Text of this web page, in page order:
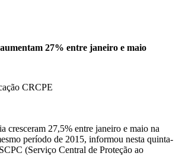
27% entre janeiro e maio
CRCPE
cresceram 27,5% entre janeiro e maio na
período de 2015, informou nesta quinta-
(Serviço Central de Proteção ao